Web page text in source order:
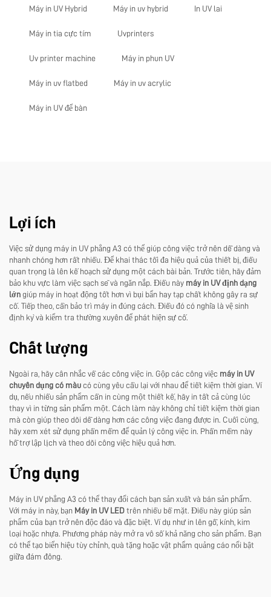
Máy in UV Hybrid Máy in uv hybrid In UV lai
Máy in tia cực tím Uvprinters
Uv printer machine Máy in phun UV
Máy in uv flatbed Máy in uv acrylic
Máy in UV để bàn
Lợi ích
Việc sử dụng máy in UV phẳng A3 có thể giúp công việc trở nên dễ dàng và
nhanh chóng hơn rất nhiều. Để khai thác tối đa hiệu quả của thiết bị, điều
quan trọng là lên kế hoạch sử dụng một cách bài bản. Trước tiên, hãy đảm
bảo khu vực làm việc sạch sẽ và ngăn nắp. Điều này máy in UV định dạng
lớn giúp máy in hoạt động tốt hơn vì bụi bẩn hay tạp chất không gây ra sự
cố. Tiếp theo, cần bảo trì máy in đúng cách. Điều đó có nghĩa là vệ sinh
định kỳ và kiểm tra thường xuyên để phát hiện sự cố.
Chất lượng
Ngoài ra, hãy cân nhắc về các công việc in. Gộp các công việc máy in UV
chuyên dụng có màu có cùng yêu cầu lại với nhau để tiết kiệm thời gian. Ví
dụ, nếu nhiều sản phẩm cần in cùng một thiết kế, hãy in tất cả cùng lúc
thay vì in từng sản phẩm một. Cách làm này không chỉ tiết kiệm thời gian
mà còn giúp theo dõi dễ dàng hơn các công việc đang được in. Cuối cùng,
hãy xem xét sử dụng phần mềm để quản lý công việc in. Phần mềm này
hỗ trợ lập lịch và theo dõi công việc hiệu quả hơn.
Ứng dụng
Máy in UV phẳng A3 có thể thay đổi cách bạn sản xuất và bán sản phẩm.
Với máy in này, bạn Máy in UV LED trên nhiều bề mặt. Điều này giúp sản
phẩm của bạn trở nên độc đáo và đặc biệt. Ví dụ như in lên gỗ, kính, kim
loại hoặc nhựa. Phương pháp này mở ra vô số khả năng cho sản phẩm. Bạn
có thể tạo biển hiệu tùy chỉnh, quà tặng hoặc vật phẩm quảng cáo nổi bật
giữa đám đông.